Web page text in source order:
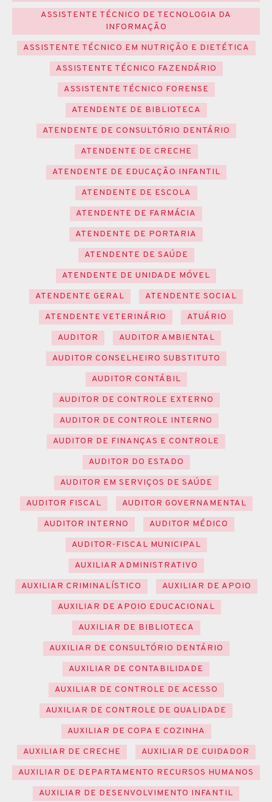
ASSISTENTE TÉCNICO DE TECNOLOGIA DA
INFORMAÇÃO
ASSISTENTE TÉCNICO EM NUTRIÇÃO E DIETÉTICA
ASSISTENTE TÉCNICO FAZENDÁRIO
ASSISTENTE TÉCNICO FORENSE
ATENDENTE DE BIBLIOTECA
ATENDENTE DE CONSULTÓRIO DENTÁRIO
ATENDENTE DE CRECHE
ATENDENTE DE EDUCAÇÃO INFANTIL
ATENDENTE DE ESCOLA
ATENDENTE DE FARMÁCIA
ATENDENTE DE PORTARIA
ATENDENTE DE SAÚDE
ATENDENTE DE UNIDADE MÓVEL
ATENDENTE GERAL
ATENDENTE SOCIAL
ATENDENTE VETERINÁRIO
ATUÁRIO
AUDITOR
AUDITOR AMBIENTAL
AUDITOR CONSELHEIRO SUBSTITUTO
AUDITOR CONTÁBIL
AUDITOR DE CONTROLE EXTERNO
AUDITOR DE CONTROLE INTERNO
AUDITOR DE FINANÇAS E CONTROLE
AUDITOR DO ESTADO
AUDITOR EM SERVIÇOS DE SAÚDE
AUDITOR FISCAL
AUDITOR GOVERNAMENTAL
AUDITOR INTERNO
AUDITOR MÉDICO
AUDITOR-FISCAL MUNICIPAL
AUXILIAR ADMINISTRATIVO
AUXILIAR CRIMINALÍSTICO
AUXILIAR DE APOIO
AUXILIAR DE APOIO EDUCACIONAL
AUXILIAR DE BIBLIOTECA
AUXILIAR DE CONSULTÓRIO DENTÁRIO
AUXILIAR DE CONTABILIDADE
AUXILIAR DE CONTROLE DE ACESSO
AUXILIAR DE CONTROLE DE QUALIDADE
AUXILIAR DE COPA E COZINHA
AUXILIAR DE CRECHE
AUXILIAR DE CUIDADOR
AUXILIAR DE DEPARTAMENTO RECURSOS HUMANOS
AUXILIAR DE DESENVOLVIMENTO INFANTIL